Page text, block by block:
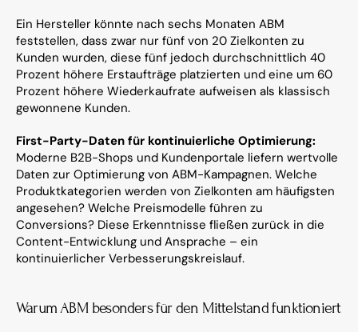
Ein Hersteller könnte nach sechs Monaten ABM
feststellen, dass zwar nur fünf von 20 Zielkonten zu
Kunden wurden, diese fünf jedoch durchschnittlich 40
Prozent höhere Erstaufträge platzierten und eine um 60
Prozent höhere Wiederkaufrate aufweisen als klassisch
gewonnene Kunden.
First-Party-Daten für kontinuierliche Optimierung:
Moderne B2B-Shops und Kundenportale liefern wertvolle
Daten zur Optimierung von ABM-Kampagnen. Welche
Produktkategorien werden von Zielkonten am häufigsten
angesehen? Welche Preismodelle führen zu
Conversions? Diese Erkenntnisse fließen zurück in die
Content-Entwicklung und Ansprache – ein
kontinuierlicher Verbesserungskreislauf.
Warum ABM besonders für den Mittelstand funktioniert